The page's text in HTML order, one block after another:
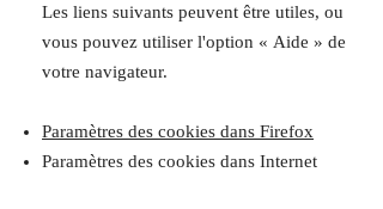
Les liens suivants peuvent être utiles, ou
vous pouvez utiliser l'option « Aide » de
votre navigateur.
Paramètres des cookies dans Firefox
Paramètres des cookies dans Internet